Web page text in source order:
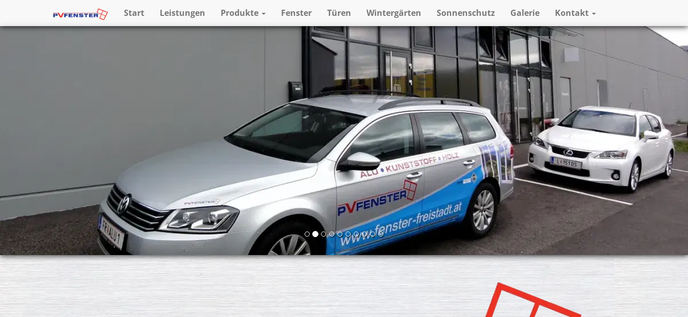
Start Leistungen Produkte Fenster Türen Wintergärten Sonnenschutz Galerie Kontakt